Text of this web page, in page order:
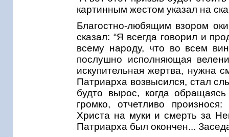
картинным жестом указал на
Благостно-любящим взором
сказал: “Я всегда говорил и
всему народу, что во всем
послушно исполняющая
искупительная жертва, нужна
Патриарха возвысился, стал
будто вырос, когда
громко, отчетливо
Христа на муки и смерть за
Патриарха был окончен...